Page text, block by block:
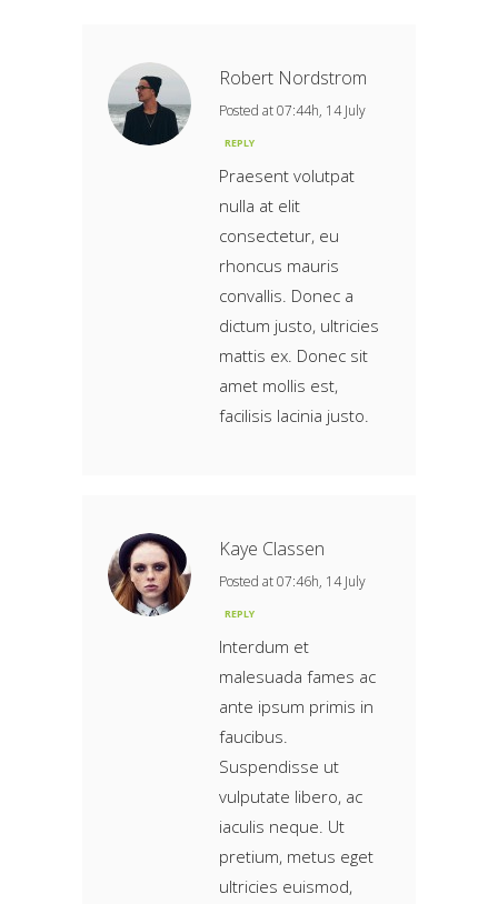
Robert Nordstrom
Posted at 07:44h, 14 July
REPLY
Praesent volutpat
nulla at elit
consectetur, eu
rhoncus mauris
convallis. Donec a
dictum justo, ultricies
mattis ex. Donec sit
amet mollis est,
facilisis lacinia justo.
Kaye Classen
Posted at 07:46h, 14 July
REPLY
Interdum et
malesuada fames ac
ante ipsum primis in
faucibus.
Suspendisse ut
vulputate libero, ac
iaculis neque. Ut
pretium, metus eget
ultricies euismod,